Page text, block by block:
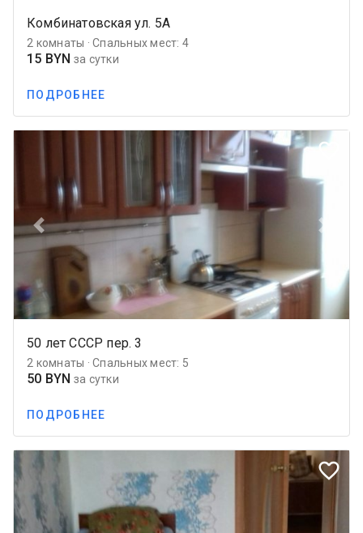
Комбинатовская ул. 5А
2 комнаты · Спальных мест: 4
15 BYN за сутки
ПОДРОБНЕЕ
favorite_border
Previous
50 лет СССР пер. 3
2 комнаты · Спальных мест: 5
50 BYN за сутки
ПОДРОБНЕЕ
favorite_border